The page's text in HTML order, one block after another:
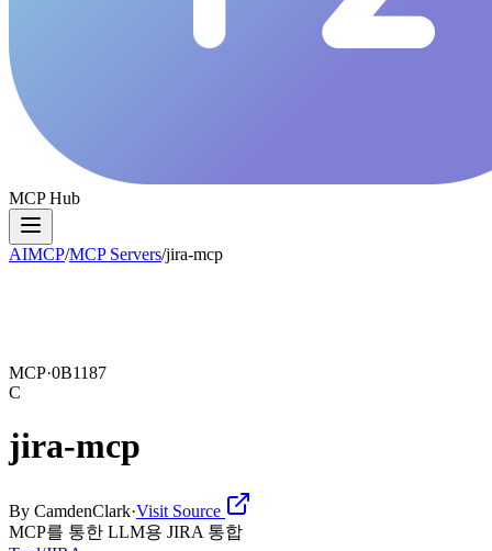
MCP Hub
AIMCP/MCP Servers/jira-mcp
MCP·0B1187
C
jira-mcp
By CamdenClark·Visit Source
MCP를 통한 LLM용 JIRA 통합